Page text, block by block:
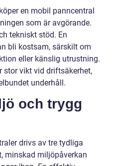
en mobil panncentral
som är avgörande.
tekniskt stöd. En
bli kostsam, särskilt om
eller känslig utrustning.
stor vikt vid driftsäkerhet,
underhåll.
och trygg
drivs av tre tydliga
minskad miljöpåverkan